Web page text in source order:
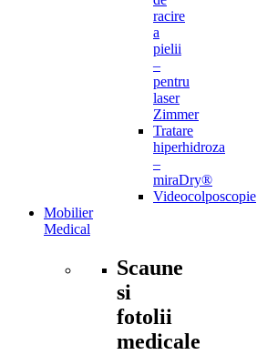
racire
a
pielii
–
pentru
laser
Zimmer
Tratare
hiperhidroza
–
miraDry®
Videocolposcopie
Mobilier
Medical
Scaune
si
fotolii
medicale